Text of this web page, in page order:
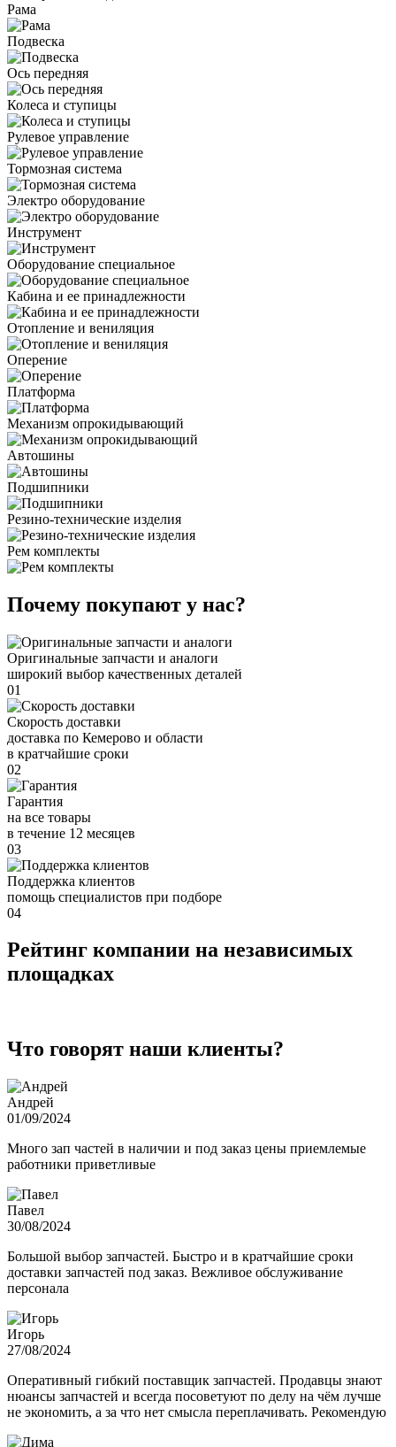
Рама
Подвеска
Ось передняя
Колеса и ступицы
Рулевое управление
Тормозная система
Электро оборудование
Инструмент
Оборудование специальное
Кабина и ее принадлежности
Отопление и вениляция
Оперение
Платформа
Механизм опрокидывающий
Автошины
Подшипники
Резино-технические изделия
Рем комплекты
Почему покупают у нас?
Оригинальные запчасти и аналоги
широкий выбор качественных деталей
01
Скорость доставки
доставка по Кемерово и области
в кратчайшие сроки
02
Гарантия
на все товары
в течение 12 месяцев
03
Поддержка клиентов
помощь специалистов при подборе
04
Рейтинг компании на независимых
площадках
Что говорят наши клиенты?
Андрей
01/09/2024
Много зап частей в наличии и под заказ цены приемлемые
работники приветливые
Павел
30/08/2024
Большой выбор запчастей. Быстро и в кратчайшие сроки
доставки запчастей под заказ. Вежливое обслуживание
персонала
Игорь
27/08/2024
Оперативный гибкий поставщик запчастей. Продавцы знают
нюансы запчастей и всегда посоветуют по делу на чём лучше
не экономить, а за что нет смысла переплачивать. Рекомендую